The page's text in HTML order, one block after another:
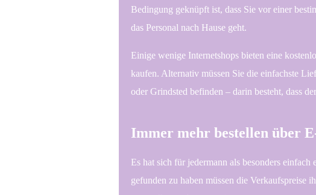
Bedingung geknüpft ist, dass Sie vor einer
das Personal nach Hause geht.
Einige wenige Internetshops bieten eine
kaufen. Alternativ müssen Sie die einfachste
oder Grindsted befinden – darin besteht, dass
Immer mehr bestellen über
Es hat sich für jedermann als besonders
gefunden zu haben müssen die Verkaufspreise